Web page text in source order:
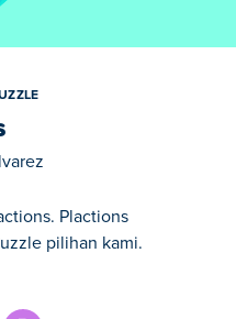
Plactions
pilihan kami.